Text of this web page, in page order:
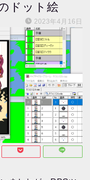
ドット絵
2023年4月16日